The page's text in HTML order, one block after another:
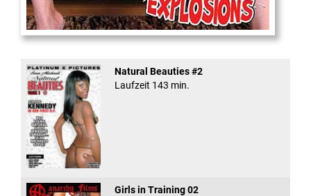
Internal Explosionen
Natural Beauties #2
Laufzeit 143 min.
Girls in Training 02